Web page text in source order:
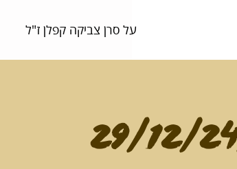
על סרן צביקה קפלן ז"ל